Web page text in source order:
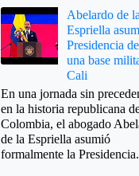
Abelardo de
Espriella
Presidencia
una base
Cali
En una jornada sin
en la historia republicana
Colombia, el abogado
de la Espriella asumió
formalmente la